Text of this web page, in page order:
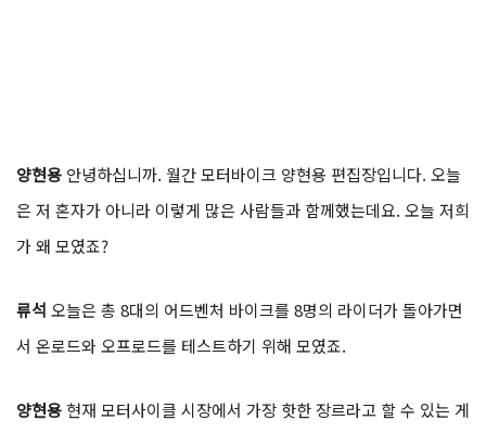
양현용 안녕하십니까. 월간 모터바이크 양현용 편집장입니다. 오늘
은 저 혼자가 아니라 이렇게 많은 사람들과 함께했는데요. 오늘 저희
가 왜 모였죠?
류석 오늘은 총 8대의 어드벤처 바이크를 8명의 라이더가 돌아가면
서 온로드와 오프로드를 테스트하기 위해 모였죠.
양현용현재 모터사이클 시장에서 가장 핫한 장르라고 할 수 있는 게